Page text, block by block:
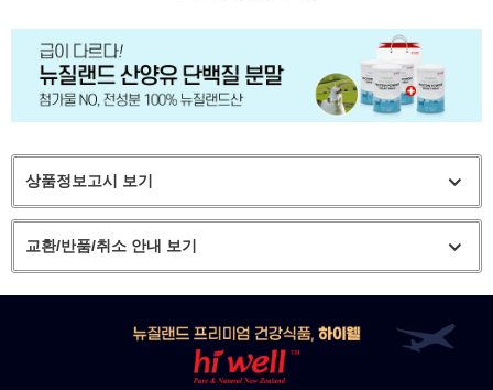
상품정보고시 보기
교환/반품/취소 안내 보기